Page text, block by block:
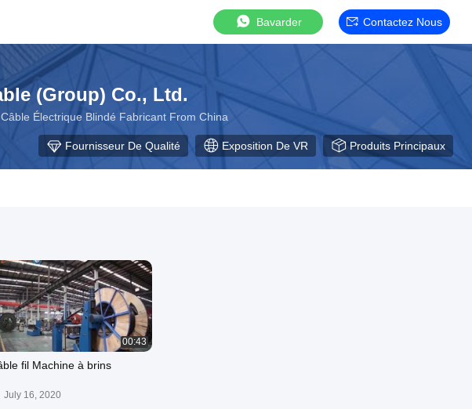
Bavarder Contactez Nous
(Group) Co., Ltd.
Électrique Blindé Fabricant From China
Fournisseur De Qualité Exposition De VR Produits Principaux
00:43
Câble fil Machine à brins
July 16, 2020